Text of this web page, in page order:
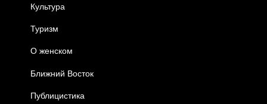
Культура
Туризм
О женском
Ближний Восток
Публицистика